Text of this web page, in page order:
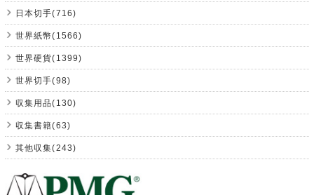
日本切手(716)
世界紙幣(1566)
世界硬貨(1399)
世界切手(98)
収集用品(130)
収集書籍(63)
其他収集(243)